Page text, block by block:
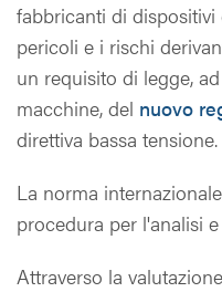
fabbricanti di
pericoli e i rischi
un requisito di legge,
macchine, del nuovo
direttiva bassa tensione.
La norma internazionale
procedura per l'analisi
Attraverso la